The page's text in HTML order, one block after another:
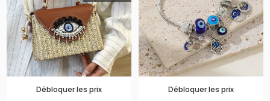
Débloquer les prix Débloquer les prix